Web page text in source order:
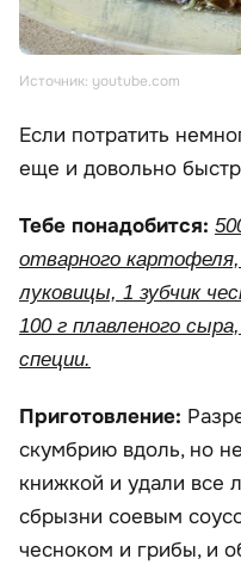
Источник: youtube.com
Если потратить
еще и довольно
Тебе понадобится:
отварного
луковицы, 1 зубчик
100 г плавленого
специи.
Приготовление:
скумбрию вдоль, но
книжкой и удали все
сбрызни соевым
чесноком и грибы, и